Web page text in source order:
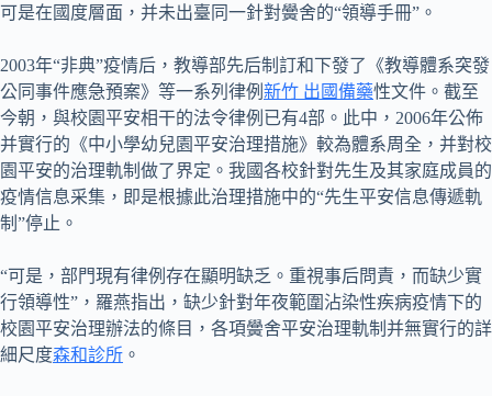
可是在國度層面，并未出臺同一針對黌舍的“領導手冊”。
2003年“非典”疫情后，教導部先后制訂和下發了《教導體系突發
公同事件應急預案》等一系列律例 新竹 出國備藥性文件。截至
今朝，與校園平安相干的法令律例已有4部。此中，2006年公佈
并實行的《中小學幼兒園平安治理措施》較為體系周全，并對校
園平安的治理軌制做了界定。我國各校針對先生及其家庭成員的
疫情信息采集，即是根據此治理措施中的“先生平安信息傳遞軌
制”停止。
“可是，部門現有律例存在顯明缺乏。重視事后問責，而缺少實
行領導性”，羅燕指出，缺少針對年夜範圍沾染性疾病疫情下的
校園平安治理辦法的條目，各項黌舍平安治理軌制并無實行的詳
細尺度森和診所 。